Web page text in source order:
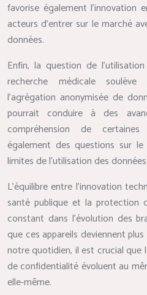
favorise également l’innovation
acteurs d’entrer sur le marché
données.
Enfin, la question de
recherche médicale
l’agrégation anonymisée de
pourrait conduire à des
compréhension de
également des questions sur
limites de l’utilisation des
L’équilibre entre l’innovation
santé publique et la protection
constant dans l’évolution des
que ces appareils deviennent
notre quotidien, il est crucial que
de confidentialité évoluent au
elle-même.